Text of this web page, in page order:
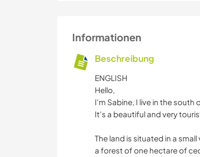
Informationen
Beschreibung
ENGLISH
Hello,
I'm Sabine, I live in the south
It's a beautiful and very
The land is situated in a
a forest of one hectare of